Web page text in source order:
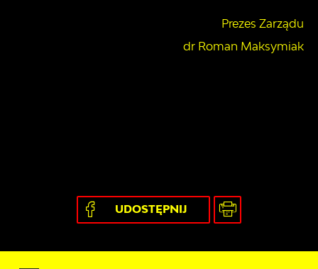
Prezes Zarządu
dr Roman Maksymiak
UDOSTĘPNIJ